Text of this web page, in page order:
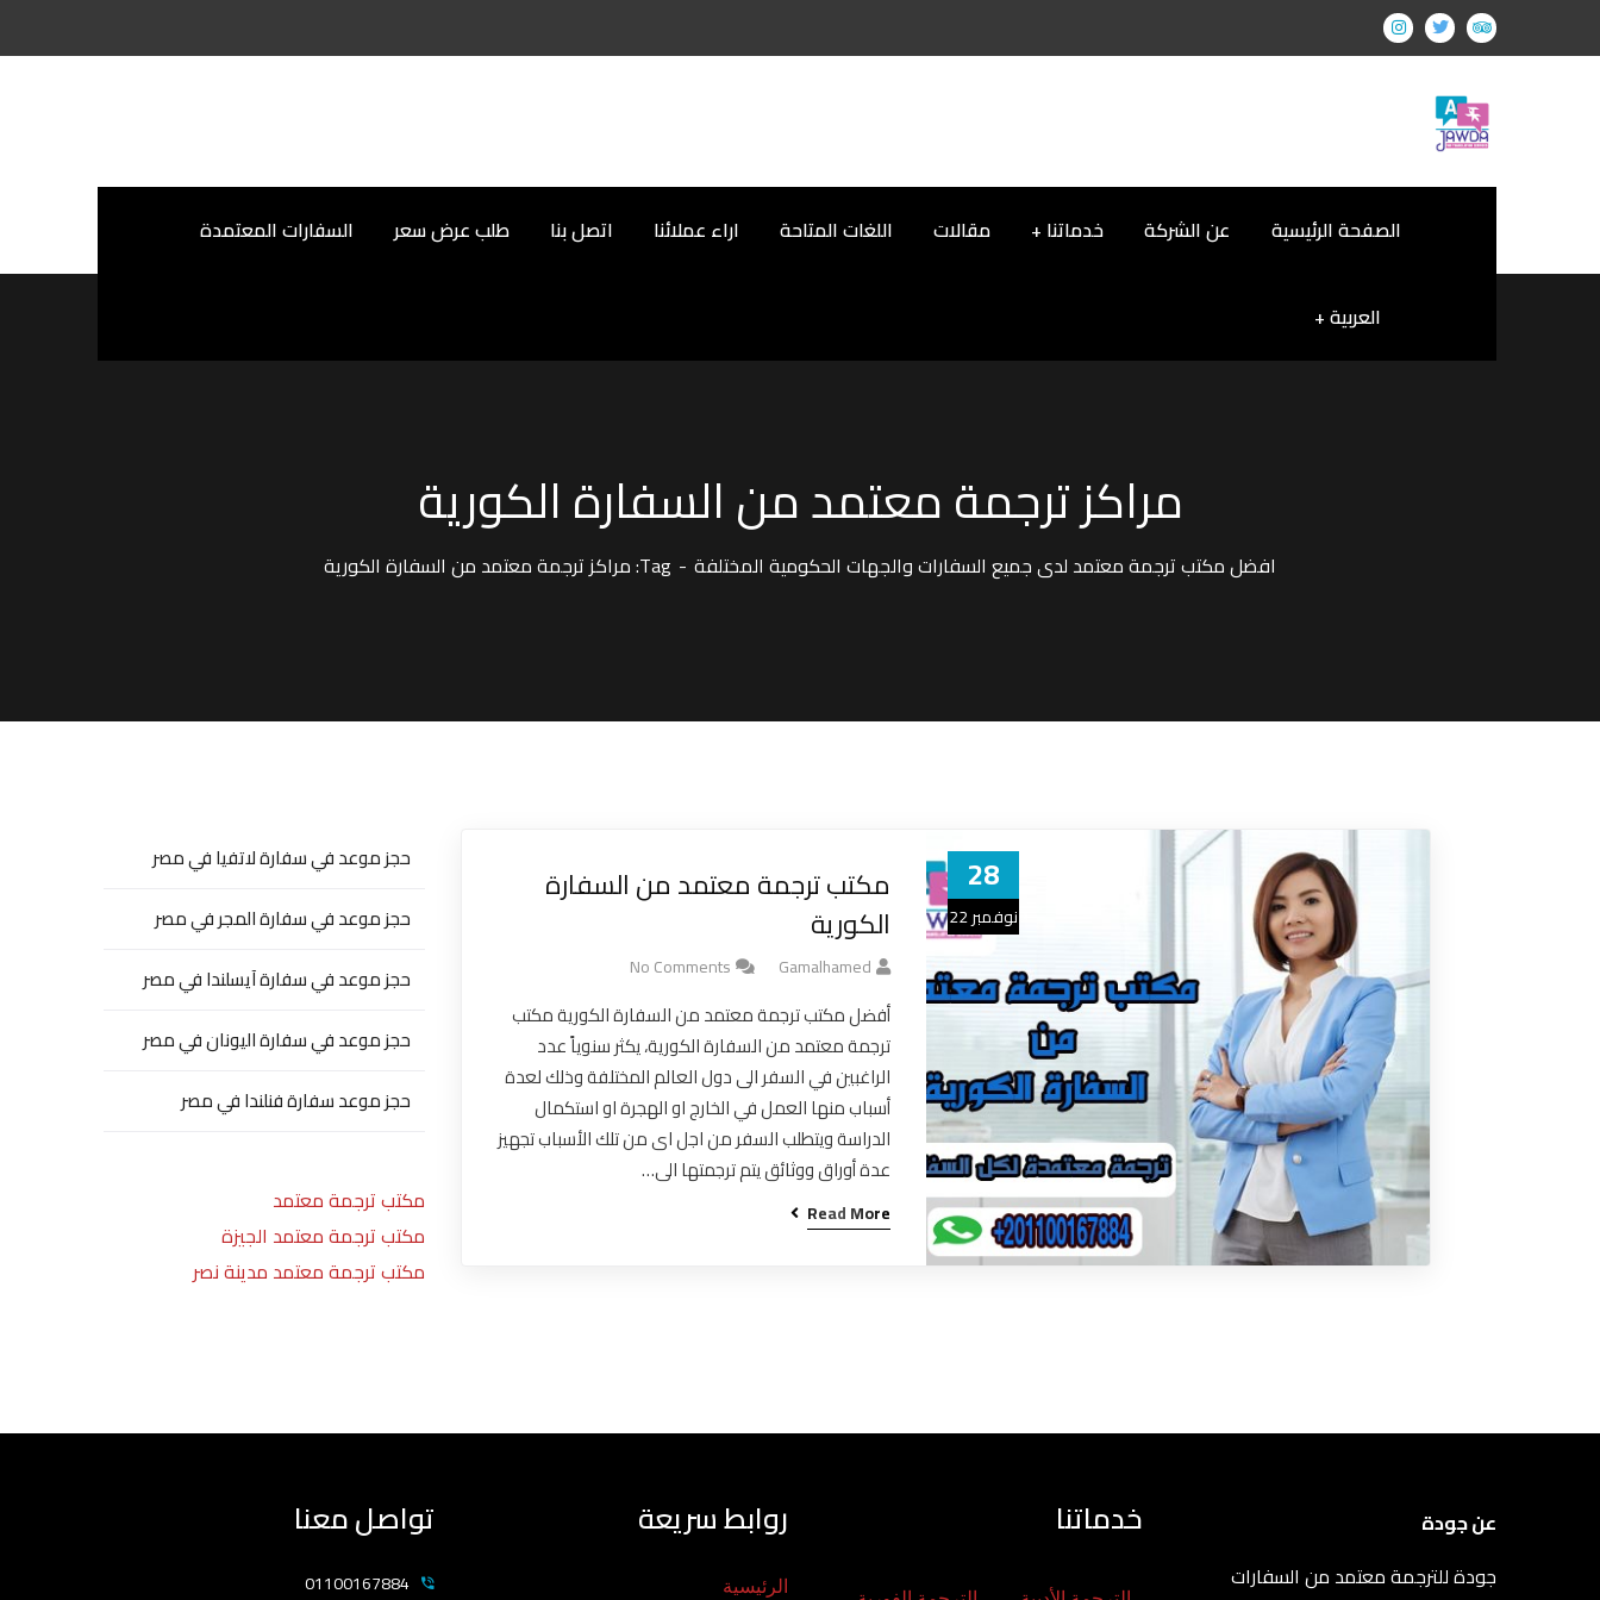
الصفحة الرئيسية عن الشركة خدماتنا مقالات اللغات المتاحة اراء عملائنا اتصل بنا طلب عرض سعر السفارات المعتمدة
العربية
مراكز ترجمة معتمد من السفارة الكورية
افضل مكتب ترجمة معتمد لدى جميع السفارات والجهات الحكومية المختلفة Tag: مراكز ترجمة معتمد من السفارة الكورية
28
نوفمبر 22
مكتب ترجمة معتمد من السفارة
الكورية
Gamalhamed
No Comments
أفضل مكتب ترجمة معتمد من السفارة الكورية مكتب
ترجمة معتمد من السفارة الكورية، يكثر سنوياً عدد
الراغبين في السفر الى دول العالم المختلفة وذلك لعدة
أسباب منها العمل في الخارج او الهجرة او استكمال
الدراسة ويتطلب السفر من اجل اى من تلك الأسباب تجهيز
عدة أوراق ووثائق يتم ترجمتها الى…
Read More
حجز موعد في سفارة لاتفيا في مصر
حجز موعد في سفارة المجر في مصر
حجز موعد في سفارة آيسلندا في مصر
حجز موعد في سفارة اليونان في مصر
حجز موعد سفارة فنلندا في مصر
مكتب ترجمة معتمد
مكتب ترجمة معتمد الجيزة
مكتب ترجمة معتمد مدينة نصر
عن جودة
جودة للترجمة معتمد من السفارات
خدماتنا روابط سريعة
الرئيسية
تواصل معنا
01100167884